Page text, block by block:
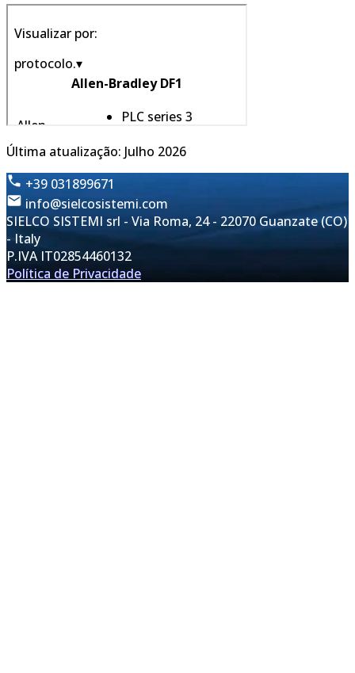
Última atualização: Julho 2026
+39 031899671
info@sielcosistemi.com
SIELCO SISTEMI srl - Via Roma, 24 - 22070 Guanzate (CO)
- Italy
P.IVA IT02854460132
Política de Privacidade